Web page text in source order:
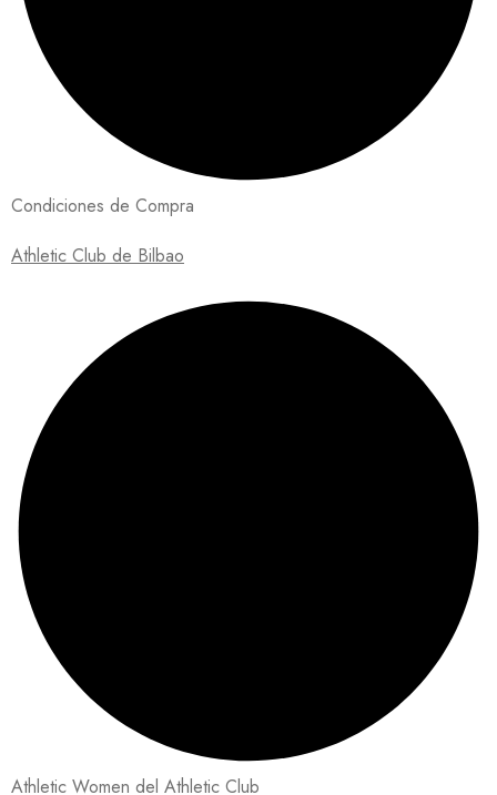
Condiciones de Compra
Athletic Club de Bilbao
Athletic Women del Athletic Club